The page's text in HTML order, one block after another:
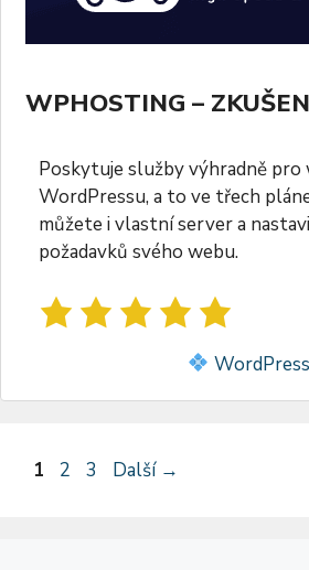
WPHOSTING –
Poskytuje služby výhradně pro
WordPressu, a to ve třech
můžete i vlastní server a
požadavků svého webu.
Stránka
1 Stránka
2 Stránka
3 Další →